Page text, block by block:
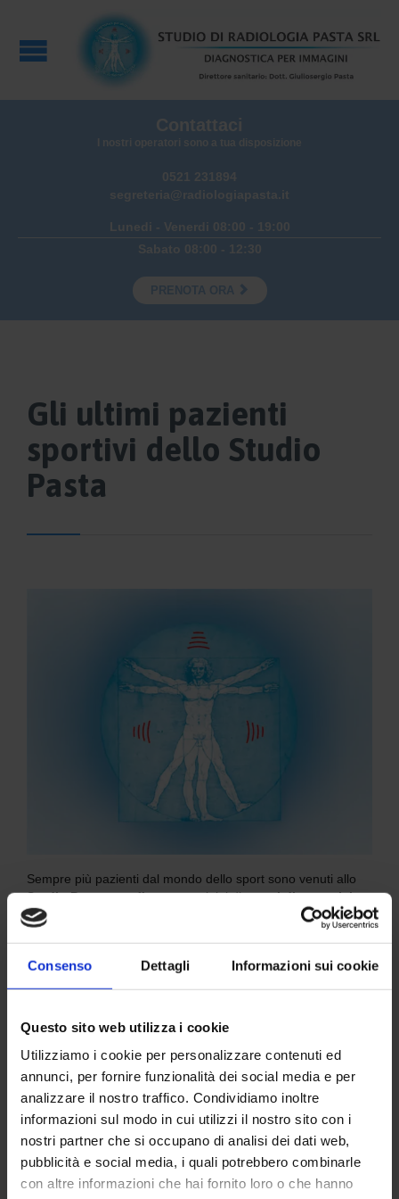
Consenso Dettagli Informazioni sui cookie
Questo sito web utilizza i cookie
Utilizziamo i cookie per personalizzare contenuti ed
annunci, per fornire funzionalità dei social media e per
analizzare il nostro traffico. Condividiamo inoltre
informazioni sul modo in cui utilizzi il nostro sito con i
nostri partner che si occupano di analisi dei dati web,
pubblicità e social media, i quali potrebbero combinarle
con altre informazioni che hai fornito loro o che hanno
Contattaci
I nostri operatori sono a tua disposizione
0521 231894
segreteria@radiologiapasta.it
Lunedi - Venerdi 08:00 - 19:00
Sabato 08:00 - 12:30
PRENOTA ORA 
Gli ultimi pazienti
sportivi dello Studio
Pasta
Sempre più pazienti dal mondo dello sport sono venuti allo
Studio Pastaper effettuare vari tipi diesami diagnostici e
check up completo uomo
Ecco i nomi di alcuni giocatori dellaNazionale Italiana di
rugby under 18
che sono venuti per eseguire esami di
–Pietro Gaggero
–Mattia Zago
Andrea CaracciolodelBresciaè venuto perrisonanza
magneticaal ginocchio per un fastidio avvertito durante